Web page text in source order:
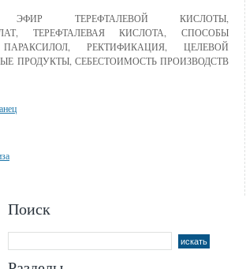
ЭФИР ТЕРЕФТАЛЕВОЙ КИСЛОТЫ,
ТЕРЕФТАЛЕВАЯ КИСЛОТА, СПОСОБЫ
РЕКТИФИКАЦИЯ, ЦЕЛЕВОЙ
ПРОДУКТЫ, СЕБЕСТОИМОСТЬ ПРОИЗВОДСТВ
Поиск